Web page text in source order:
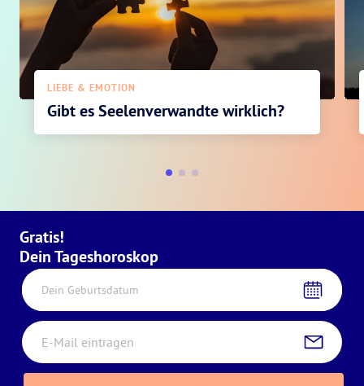
LIEBE & EMOTION
Gibt es Seelenverwandte wirklich?
Gratis!
Dein Tageshoroskop
Dein Geburtsdatum